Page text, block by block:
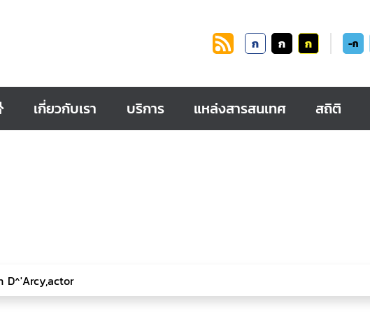
ก ก ก -ก
เกี่ยวกับเรา บริการ แหล่งสารสนเทศ สถิติ